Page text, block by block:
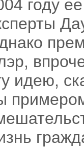
году
идею,